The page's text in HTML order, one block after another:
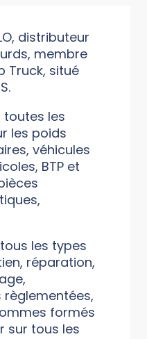
distributeur
membre
Truck, situé
les
les poids
véhicules
BTP et
les types
réparation,
formés
sur tous les